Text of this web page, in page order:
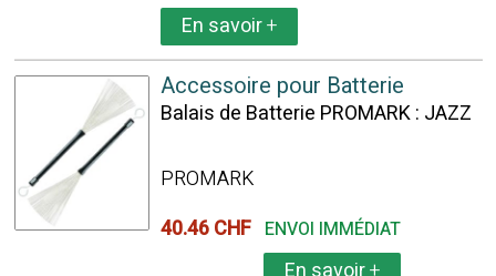
En savoir+
Accessoire pour Batterie
Balais de Batterie PROMARK : JAZZ
PROMARK
40.46 CHF ENVOI IMMÉDIAT